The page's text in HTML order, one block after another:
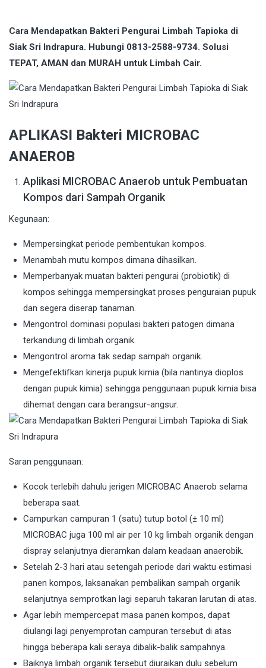
Cara Mendapatkan Bakteri Pengurai Limbah Tapioka di
Siak Sri Indrapura. Hubungi 0813-2588-9734. Solusi
TEPAT, AMAN dan MURAH untuk Limbah Cair.
APLIKASI Bakteri MICROBAC
ANAEROB
Aplikasi MICROBAC Anaerob untuk Pembuatan
Kompos dari Sampah Organik
Kegunaan:
Mempersingkat periode pembentukan kompos.
Menambah mutu kompos dimana dihasilkan.
Memperbanyak muatan bakteri pengurai (probiotik) di
kompos sehingga mempersingkat proses penguraian pupuk
dan segera diserap tanaman.
Mengontrol dominasi populasi bakteri patogen dimana
terkandung di limbah organik.
Mengontrol aroma tak sedap sampah organik.
Mengefektifkan kinerja pupuk kimia (bila nantinya dioplos
dengan pupuk kimia) sehingga penggunaan pupuk kimia bisa
dihemat dengan cara berangsur-angsur.
Saran penggunaan:
Kocok terlebih dahulu jerigen MICROBAC Anaerob selama
beberapa saat.
Campurkan campuran 1 (satu) tutup botol (± 10 ml)
MICROBAC juga 100 ml air per 10 kg limbah organik dengan
dispray selanjutnya dieramkan dalam keadaan anaerobik.
Setelah 2-3 hari atau setengah periode dari waktu estimasi
panen kompos, laksanakan pembalikan sampah organik
selanjutnya semprotkan lagi separuh takaran larutan di atas.
Agar lebih mempercepat masa panen kompos, dapat
diulangi lagi penyemprotan campuran tersebut di atas
hingga beberapa kali seraya dibalik-balik sampahnya.
Baiknya limbah organik tersebut diuraikan dulu sebelum